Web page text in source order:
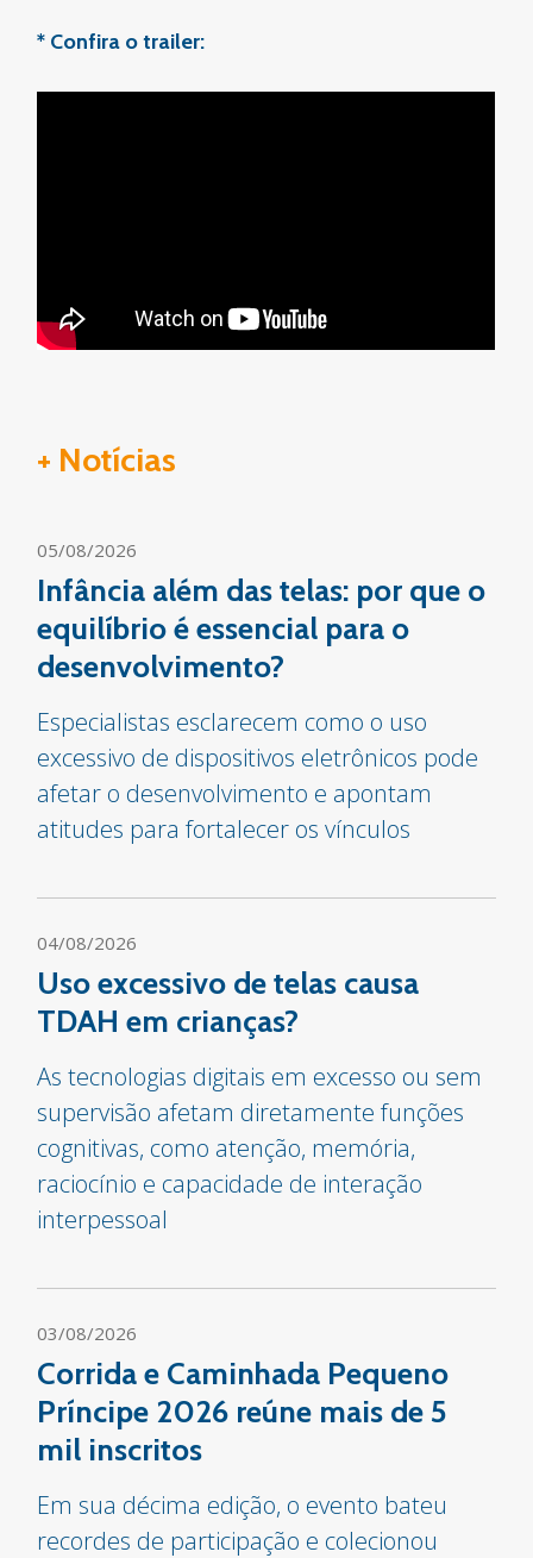
* Confira o trailer:
+ Notícias
05/08/2026
Infância além das telas: por que o
equilíbrio é essencial para o
desenvolvimento?
Especialistas esclarecem como o uso
excessivo de dispositivos eletrônicos pode
afetar o desenvolvimento e apontam
atitudes para fortalecer os vínculos
04/08/2026
Uso excessivo de telas causa
TDAH em crianças?
As tecnologias digitais em excesso ou sem
supervisão afetam diretamente funções
cognitivas, como atenção, memória,
raciocínio e capacidade de interação
interpessoal
03/08/2026
Corrida e Caminhada Pequeno
Príncipe 2026 reúne mais de 5
mil inscritos
Em sua décima edição, o evento bateu
recordes de participação e colecionou